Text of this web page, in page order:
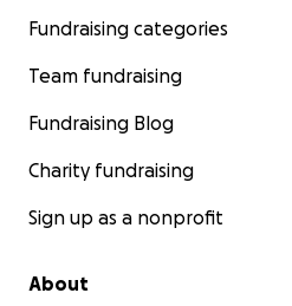
Fundraising categories
Team fundraising
Fundraising Blog
Charity fundraising
Sign up as a nonprofit
About